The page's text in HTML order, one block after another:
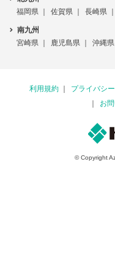
福岡県
佐賀県 長崎県
南九州
宮崎県
鹿児島県 沖縄県
利用規約 プライバシ
お
© Copyright